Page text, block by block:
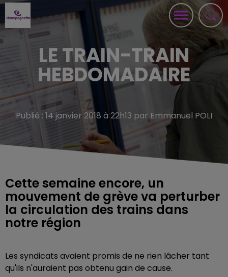
LE TRAIN-TRAIN
HEBDOMADAIRE
Publié : 14 janvier 2018 à 22h13 par Emmanuel POLI
Cette semaine encore, un
mouvement de grève va perturber
la circulation des trains dans
notre région
Les syndicats avaient promis de ne rien lâcher tant
qu'ils n'auraient pas obtenu gain de cause.